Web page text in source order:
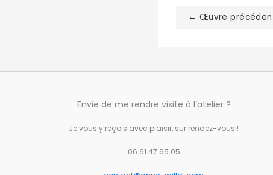
← Œuvre
Envie de me rendre visite à l’atelier ?
Je vous y reçois avec plaisir, sur rendez-vous !
06 61 47 65 05